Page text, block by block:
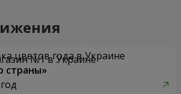
цветов года в Украине
страны»